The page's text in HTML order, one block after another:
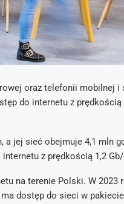
oraz telefonii mobilnej i
do internetu z prędkością
a jej sieć obejmuje 4,1 mln
z prędkością 1,2
na terenie Polski. W
dostęp do sieci w